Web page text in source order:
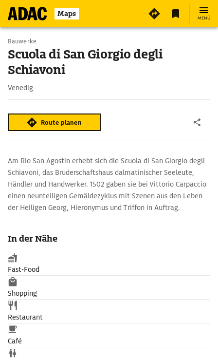
Maps MENÜ
Bauwerke
Scuola di San Giorgio degli
Schiavoni
Venedig
Route planen
Am Rio San Agostin erhebt sich die Scuola di San Giorgio degli
Schiavoni, das Bruderschaftshaus dalmatinischer Seeleute,
Händler und Handwerker. 1502 gaben sie bei Vittorio Carpaccio
einen neunteiligen Gemäldezyklus mit Szenen aus den Leben
der Heiligen Georg, Hieronymus und Triffon in Auftrag.
Boden verstreuten angeknabberten Leichenteile auf die
Untaten des Drachens hin.
In der Nähe
Fast-Food
Shopping
Restaurant
Café